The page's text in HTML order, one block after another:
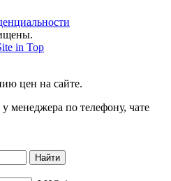
in Top
цен на сайте.
менеджера по телефону, чате